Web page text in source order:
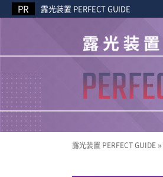
露光装置 PERFECT GUIDE
露光装置 PERFECT GUIDE»